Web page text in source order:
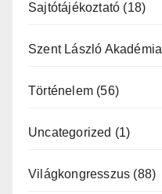
Sajtótájékoztató (18)
Szent László Akadémia
Történelem (56)
Uncategorized (1)
Világkongresszus (88)